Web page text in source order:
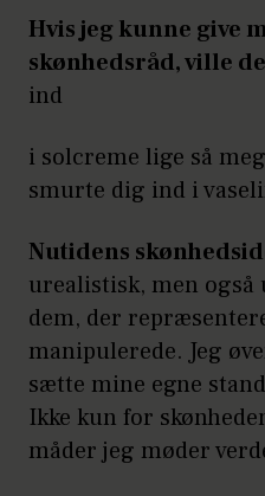
Hvis jeg kunne give
skønhedsråd, ville
ind
i solcreme lige så
smurte dig ind i
Nutidens
urealistisk, men også
dem, der
manipulerede. Jeg
sætte mine egne
Ikke kun for
måder jeg møder